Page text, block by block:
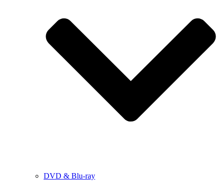
DVD & Blu-ray